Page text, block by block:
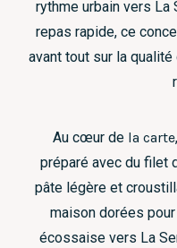
rythme urbain vers La
repas rapide, ce
avant tout sur la
Au cœur de la carte
préparé avec du filet
pâte légère et
maison dorées
écossaise vers La